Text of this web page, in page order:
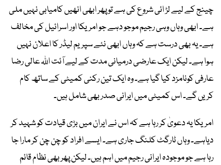
چینج کے لیے لڑ ائی شروع کی ہے تو پھر ابھی انھیں کامیابی نہیں ملی
ہے۔ ابھی وہاں وہی رجیم موجو دہے جو امریکا اور اسرائیل کی مخالف
ہے۔ یہ بھی درست ہے کہ وہاں ابھی نئے سپریم لیڈر کا اعلان نہیں
ہوا ہے۔ لیکن ایک عارضی درمیانی مدت کے لیے آئت اللہ عالی رضا
عارفی کونامزد کیا گیا ہے۔ وہ ایک تین رکنی کمیٹی کے ساتھ کام
کریں گے۔ اس کمیٹی میں ایرانی صدر بھی شامل ہیں۔
امریکا یہ دعویٰ کر رہا ہے کہ اس نے ایران میں بڑی قیادت کو شہید کر
دیاہے۔ وہاں ٹارگٹ کلنگ جاری ہے۔ ایسے افراد کو چن چن کر مارا جا
رہا ہے جو موجودہ ایرانی رجیم میں اہم ہیں۔ لیکن پھر بھی نظام قائم